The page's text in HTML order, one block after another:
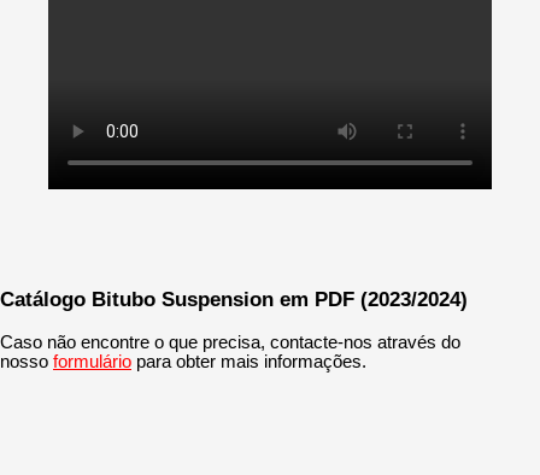
Catálogo Bitubo Suspension em PDF (2023/2024)
Caso não encontre o que precisa, contacte-nos através do
nosso formulário para obter mais informações.